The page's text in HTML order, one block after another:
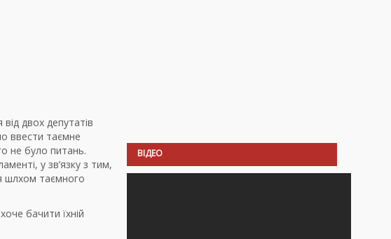
двох депутатів
ввести таємне
не було питань.
у зв’язку з тим,
шлхом таємного
бачити їхній
ВІДЕО